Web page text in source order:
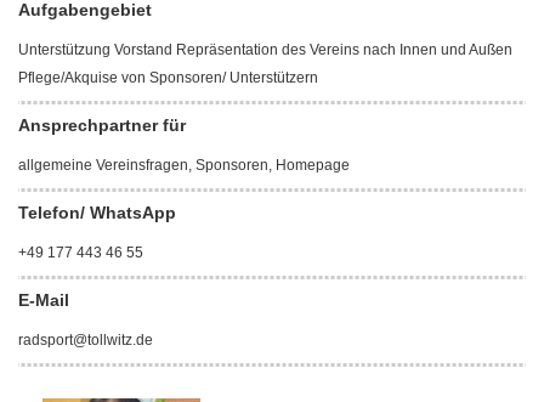
Aufgabengebiet
Unterstützung Vorstand Repräsentation des Vereins nach Innen und Außen
Pflege/Akquise von Sponsoren/ Unterstützern
Ansprechpartner für
allgemeine Vereinsfragen, Sponsoren, Homepage
Telefon/ WhatsApp
+49 177 443 46 55
E-Mail
radsport@tollwitz.de